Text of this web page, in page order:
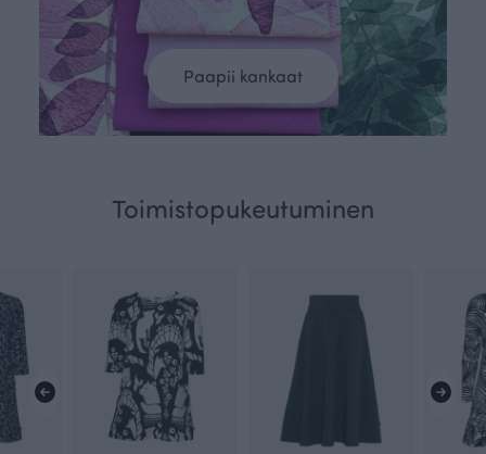
Paapii kankaat
Toimistopukeutuminen